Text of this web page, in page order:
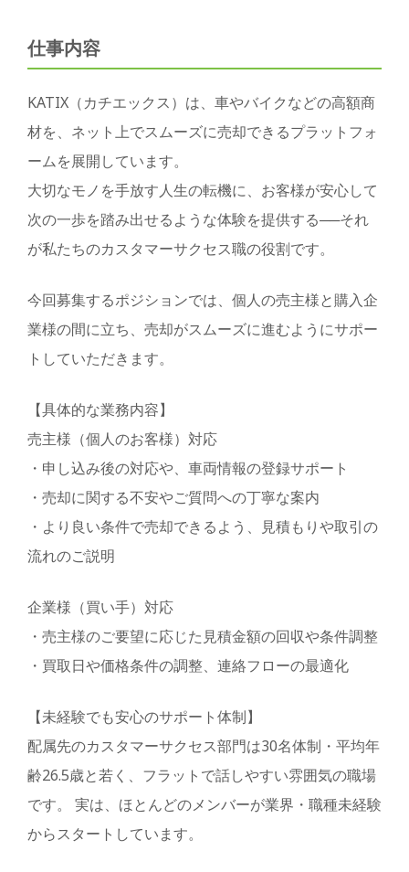
仕事内容
KATIX（カチエックス）は、車やバイクなどの高額商
材を、ネット上でスムーズに売却できるプラットフォ
ームを展開しています。
大切なモノを手放す人生の転機に、お客様が安心して
次の一歩を踏み出せるような体験を提供する──それ
が私たちのカスタマーサクセス職の役割です。
今回募集するポジションでは、個人の売主様と購入企
業様の間に立ち、売却がスムーズに進むようにサポー
トしていただきます。
【具体的な業務内容】
売主様（個人のお客様）対応
・申し込み後の対応や、車両情報の登録サポート
・売却に関する不安やご質問への丁寧な案内
・より良い条件で売却できるよう、見積もりや取引の
流れのご説明
企業様（買い手）対応
・売主様のご要望に応じた見積金額の回収や条件調整
・買取日や価格条件の調整、連絡フローの最適化
【未経験でも安心のサポート体制】
配属先のカスタマーサクセス部門は30名体制・平均年
齢26.5歳と若く、フラットで話しやすい雰囲気の職場
です。 実は、ほとんどのメンバーが業界・職種未経験
からスタートしています。